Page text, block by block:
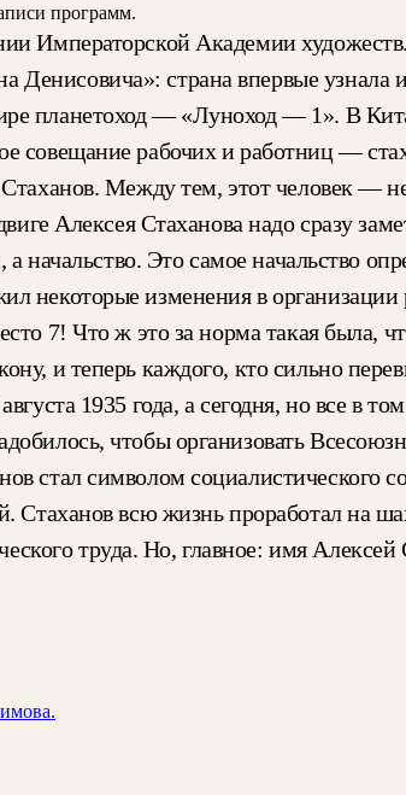
программ.
Императорской Академии
страна впервые узнала
планетоход — «Луноход — 1». В
совещание рабочих и работниц —
Между тем, этот человек —
Алексея Стаханова надо сразу
начальство. Это самое начальство
некоторые изменения в
7! Что ж это за норма такая была,
и теперь каждого, кто сильно
1935 года, а сегодня, но все в
чтобы организовать
стал символом социалистического
Стаханов всю жизнь проработал на
труда. Но, главное: имя Алексей